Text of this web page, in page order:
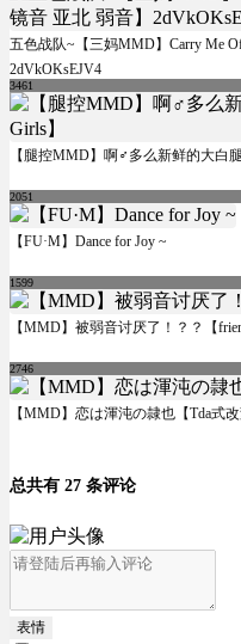
五色战队~【三妈MMD】Carry Me
2dVkOKsEJV4
3461
【腿控MMD】啊♂多么新鲜的大白
2051
【FU·M】Dance for Joy ~
1599
【MMD】被弱音讨厌了！？？【
2746
【MMD】恋は渾沌の隷也【Tda式
总共有 27 条评论
表情